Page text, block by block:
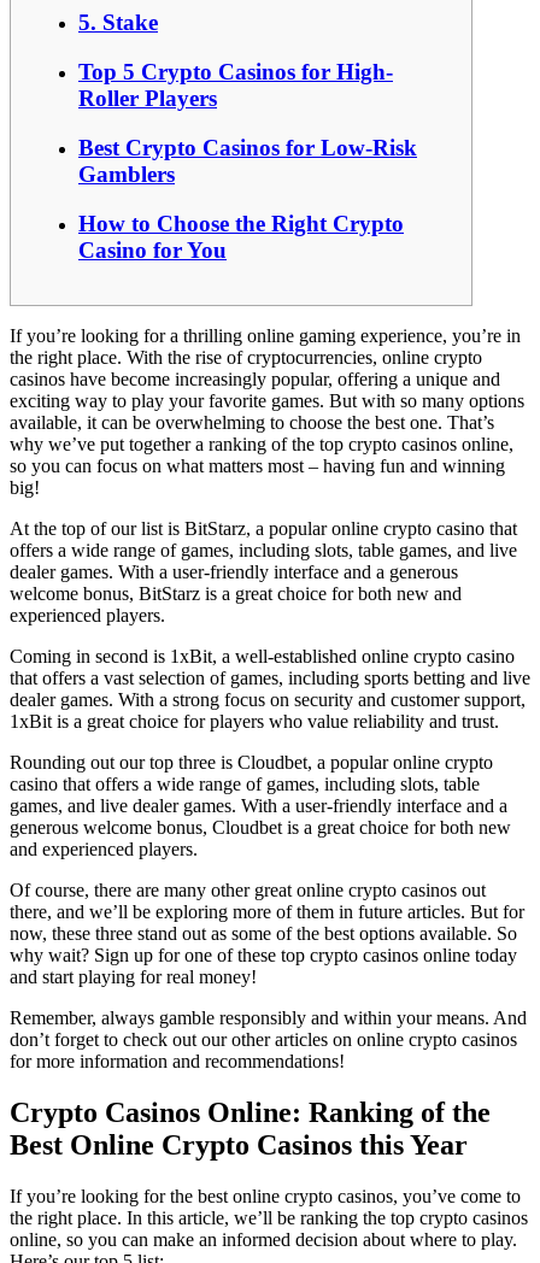
5. Stake
Top 5 Crypto Casinos for High-
Roller Players
Best Crypto Casinos for Low-Risk
Gamblers
How to Choose the Right Crypto
Casino for You
If you’re looking for a thrilling online gaming experience, you’re in
the right place. With the rise of cryptocurrencies, online crypto
casinos have become increasingly popular, offering a unique and
exciting way to play your favorite games. But with so many options
available, it can be overwhelming to choose the best one. That’s
why we’ve put together a ranking of the top crypto casinos online,
so you can focus on what matters most – having fun and winning
big!
At the top of our list is BitStarz, a popular online crypto casino that
offers a wide range of games, including slots, table games, and live
dealer games. With a user-friendly interface and a generous
welcome bonus, BitStarz is a great choice for both new and
experienced players.
Coming in second is 1xBit, a well-established online crypto casino
that offers a vast selection of games, including sports betting and live
dealer games. With a strong focus on security and customer support,
1xBit is a great choice for players who value reliability and trust.
Rounding out our top three is Cloudbet, a popular online crypto
casino that offers a wide range of games, including slots, table
games, and live dealer games. With a user-friendly interface and a
generous welcome bonus, Cloudbet is a great choice for both new
and experienced players.
Of course, there are many other great online crypto casinos out
there, and we’ll be exploring more of them in future articles. But for
now, these three stand out as some of the best options available. So
why wait? Sign up for one of these top crypto casinos online today
and start playing for real money!
Remember, always gamble responsibly and within your means. And
don’t forget to check out our other articles on online crypto casinos
for more information and recommendations!
Crypto Casinos Online: Ranking of the
Best Online Crypto Casinos this Year
If you’re looking for the best online crypto casinos, you’ve come to
the right place. In this article, we’ll be ranking the top crypto casinos
online, so you can make an informed decision about where to play.